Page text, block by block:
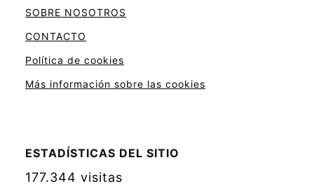
SOBRE NOSOTROS
CONTACTO
Política de cookies
Más información sobre las cookies
ESTADÍSTICAS DEL SITIO
177.344 visitas